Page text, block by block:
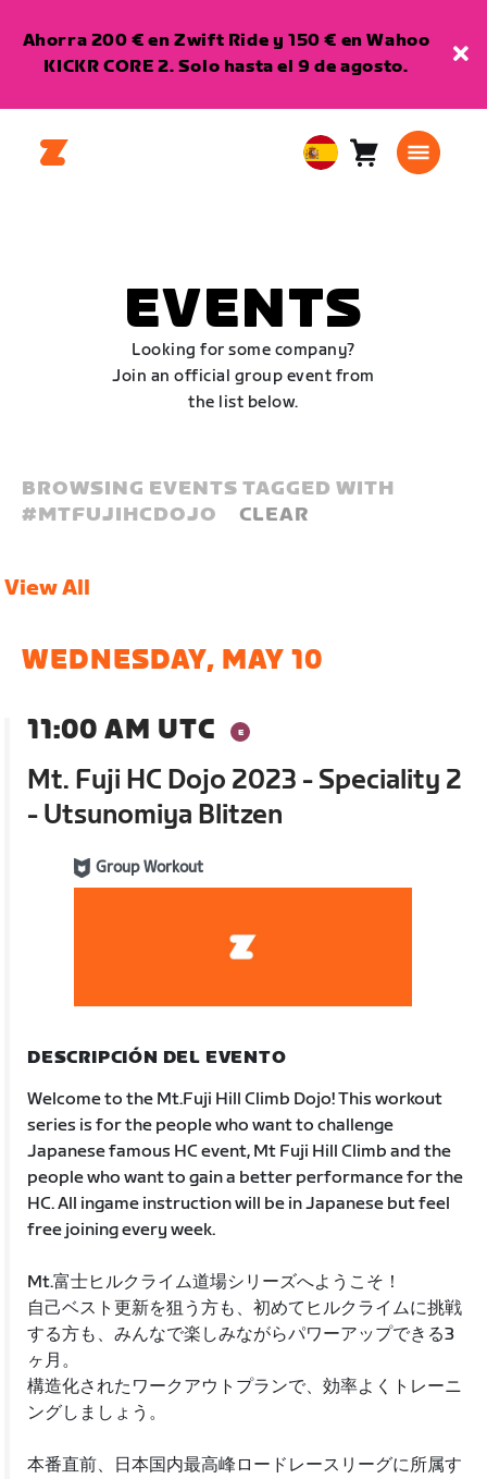
Ahorra 200 € en Zwift Ride y 150 € en Wahoo
KICKR CORE 2. Solo hasta el 9 de agosto.
EuropeanCarro0
EVENTS
Looking for some company?
Join an official group event from
the list below.
BROWSING EVENTS TAGGED WITH
#MTFUJIHCDOJO CLEAR
View All
WEDNESDAY, MAY 10
11:00 AM UTC
Mt. Fuji HC Dojo 2023 - Speciality 2
- Utsunomiya Blitzen
Group Workout
DESCRIPCIÓN DEL EVENTO
Welcome to the Mt.Fuji Hill Climb Dojo! This workout
series is for the people who want to challenge
Japanese famous HC event, Mt Fuji Hill Climb and the
people who want to gain a better performance for the
HC. All ingame instruction will be in Japanese but feel
free joining every week.
Mt.富士ヒルクライム道場シリーズへようこそ！
自己ベスト更新を狙う方も、初めてヒルクライムに挑戦
する方も、みんなで楽しみながらパワーアップできる3
ヶ月。
構造化されたワークアウトプランで、効率よくトレーニ
ングしましょう。
本番直前、日本国内最高峰ロードレースリーグに所属す